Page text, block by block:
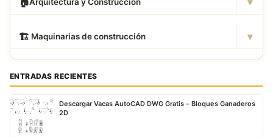
🏗 ️ Maquinarias de construcción ▾
ENTRADAS RECIENTES
Descargar Vacas AutoCAD DWG Gratis – Bloques Ganaderos
2D